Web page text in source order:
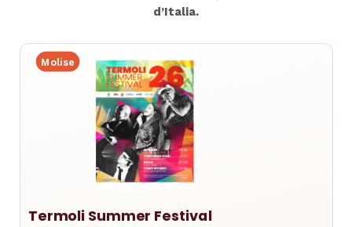
d’Italia.
Molise
Termoli Summer Festival